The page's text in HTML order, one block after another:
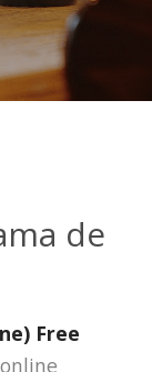
de
Free